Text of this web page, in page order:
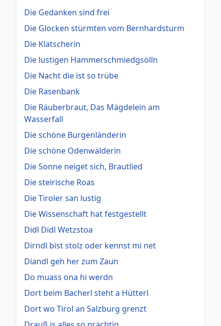
Die Gedanken sind frei
Die Glocken stürmten vom Bernhardsturm
Die Klatscherin
Die lustigen Hammerschmiedgsölln
Die Nacht die ist so trübe
Die Rasenbank
Die Räuberbraut, Das Mägdelein am
Wasserfall
Die schöne Burgenländerin
Die schöne Odenwälderin
Die Sonne neiget sich, Brautlied
Die steirische Roas
Die Tiroler san lustig
Die Wissenschaft hat festgestellt
Didl Didl Wetzstoa
Dirndl bist stolz oder kennst mi net
Diandl geh her zum Zaun
Do muass ona hi werdn
Dort beim Bacherl steht a Hütterl
Dort wo Tirol an Salzburg grenzt